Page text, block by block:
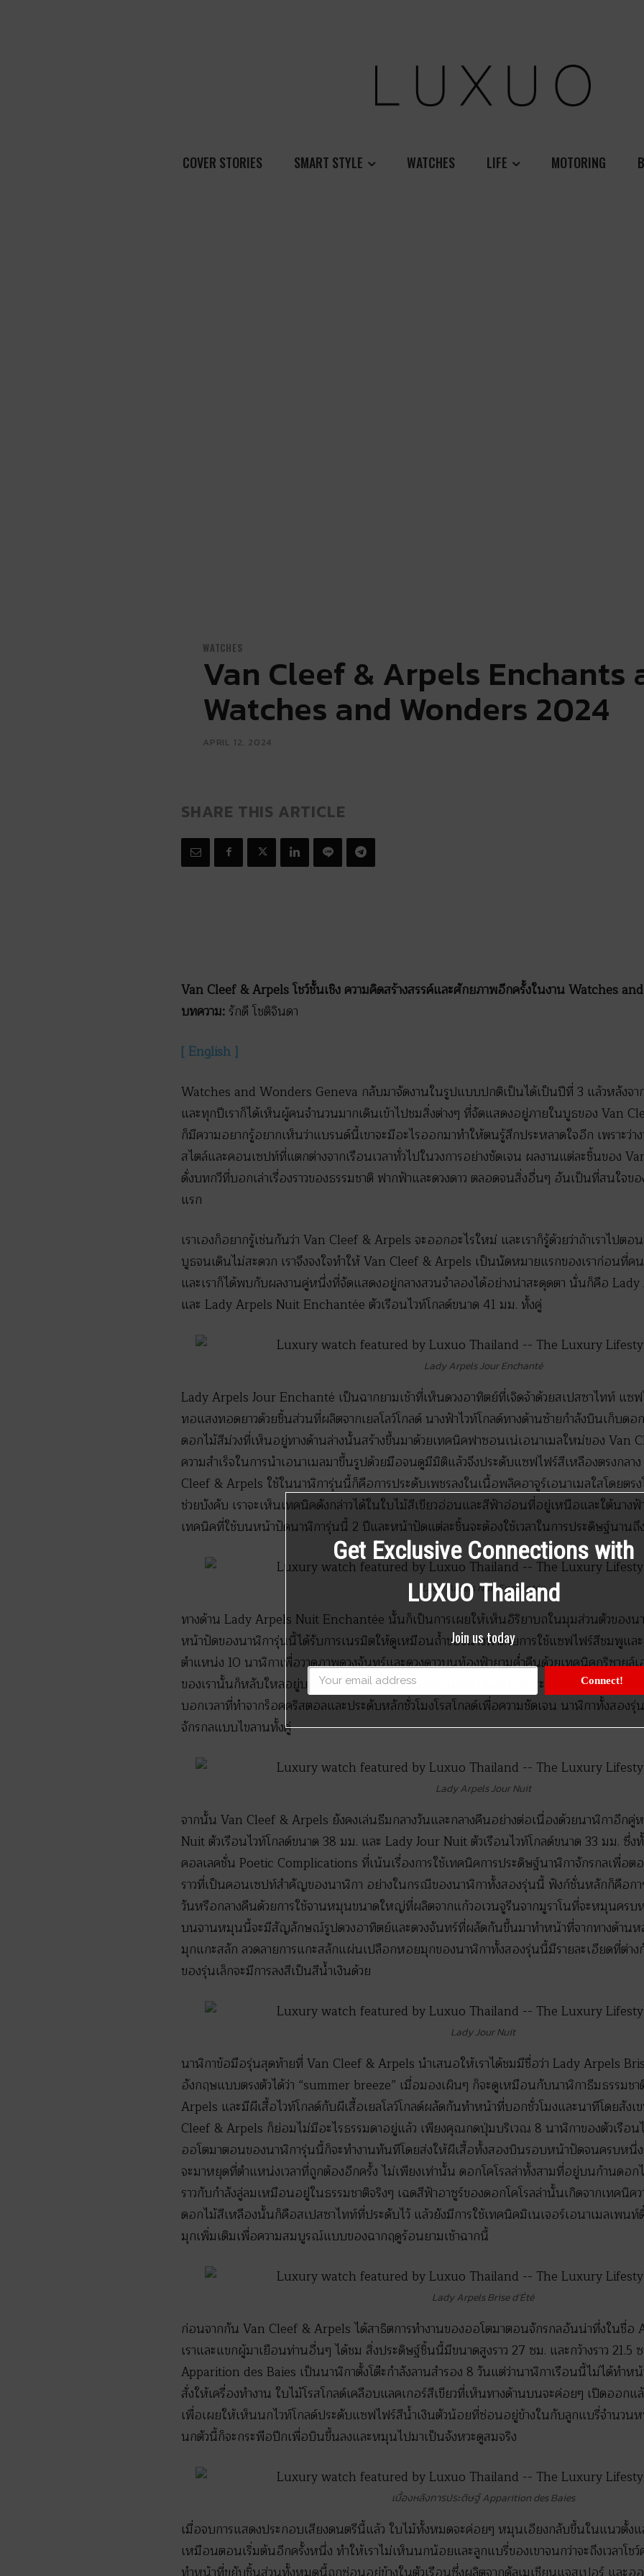
COVER STORIES SMART STYLE WATCHES LIFE MOTORING
WATCHES
Van Cleef & Arpels Enchants
Watches and Wonders 2024
APRIL 12, 2024
SHARE THIS ARTICLE
Van Cleef & Arpels โชว์ชั้นเชิง ความคิดสร้างสรรค์และศักยภาพอีกครั้งในงาน Watches
บทความ: รักดี โชติจินดา
[ English ]
Watches and Wonders Geneva กลับมาจัดงานในรูปแบบปกติเป็นได้เป็นปีที่ 3 แล้วหลังจา
และทุกปีเราก็ได้เห็นผู้คนจำนวนมากเดินเข้าไปชมสิ่งต่างๆ ที่จัดแสดงอยู่ภายในบูธของ Van
ก็มีความอยากรู้อยากเห็นว่าแบรนด์นี้เขาจะมีอะไรออกมาทำให้ตนรู้สึกประหลาดใจอีก เพราะ
สไตล์และคอนเซปท์ที่แตกต่างจากเรือนเวลาทั่วไปในวงการอย่างชัดเจน ผลงานแต่ละชิ้นของ
ดั่งบทกวีที่บอกเล่าเรื่องราวของธรรมชาติ ฟากฟ้าและดวงดาว ตลอดจนสิ่งอื่นๆ อันเป็นที่สนใจ
แรก
เราเองก็อยากรู้เช่นกันว่า Van Cleef & Arpels จะออกอะไรใหม่ และเราก็รู้ด้วยว่าถ้าเราไป
บูธจนเดินไม่สะดวก เราจึงจงใจทำให้ Van Cleef & Arpels เป็นนัดหมายแรกของเราก่อนที่
และเราก็ได้พบกับผลงานคู่หนึ่งที่จัดแสดงอยู่กลางสวนจำลองได้อย่างน่าสะดุดตา นั่นก็คือ
และ Lady Arpels Nuit Enchantée ตัวเรือนไวท์โกลด์ขนาด 41 มม. ทั้งคู่
Lady Arpels Jour Enchanté
Lady Arpels Jour Enchanté เป็นฉากยามเช้าที่เห็นดวงอาทิตย์ที่เจิดจ้าด้วยสเปสซาไทท์ แซ
ทอแสงทอดยาวด้วยชิ้นส่วนที่ผลิตจากเยลโลว์โกลด์ นางฟ้าไวท์โกลด์ทางด้านซ้ายกำลังบินเก็บด
ดอกไม้สีม่วงที่เห็นอยู่ทางด้านล่างนั้นสร้างขึ้นมาด้วยเทคนิคฟาซอนเน่เอนาเมลใหม่ของ Van
ความสำเร็จในการนำเอนาเมลมาขึ้นรูปด้วยมือจนดูมีมิติแล้วจึงประดับแซฟไฟร์สีเหลืองตรงกล
Cleef & Arpels ใช้ในนาฬิการุ่นนี้ก็คือการประดับเพชรลงในเนื้อพลิคอาจูร์เอนาเมลใสโดยต
ช่วยบังคับ เราจะเห็นเทคนิคดังกล่าวได้ในใบไม้สีเขียวอ่อนและสีฟ้าอ่อนที่อยู่เหนือและใต้นางฟ้
เทคนิคที่ใช้บนหน้าปัดนาฬิการุ่นนี้ 2 ปีและหน้าปัดแต่ละชิ้นจะต้องใช้เวลาในการประดิษฐ์นานถึ
Lady Arpels Nuit Enchantée
ทางด้าน Lady Arpels Nuit Enchantée นั้นก็เป็นการเผยให้เห็นอิริยาบถในมุมส่วนตัวของน
หน้าปัดของนาฬิการุ่นนี้ได้รับการเนรมิตให้ดูเหมือนถ้ำของนางฟ้าด้วยการใช้แซฟไฟร์สีชมพูแล
ตำแหน่ง 10 นาฬิกาเพื่อวาดภาพดวงจันทร์และดวงดาวบนท้องฟ้ายามค่ำคืนด้วยเทคนิคกริซายล์
ของเรานั้นก็หลับใหลอยู่บนพื้นที่ปูด้วยดอกไม้ฟาซอนเน่เอนาเมลสีม่วงประดับแซฟไฟร์สีเหลื
บอกเวลาที่ทำจากร็อคคริสตอลและประดับหลักชั่วโมงโรสโกลด์เพื่อความชัดเจน นาฬิกาทั้งสอง
จักรกลแบบไขลานทั้งคู่
Lady Arpels Jour Nuit
จากนั้น Van Cleef & Arpels ยังคงเล่นธีมกลางวันและกลางคืนอย่างต่อเนื่องด้วยนาฬิกาอีก
Nuit ตัวเรือนไวท์โกลด์ขนาด 38 มม. และ Lady Jour Nuit ตัวเรือนไวท์โกลด์ขนาด 33 มม. ซึ่
คอลเลคชั่น Poetic Complications ที่เน้นเรื่องการใช้เทคนิคการประดิษฐ์นาฬิกาจักรกลเพื่อต
ราวที่เป็นคอนเซปท์สำคัญของนาฬิกา อย่างในกรณีของนาฬิกาทั้งสองรุ่นนี้ ฟังก์ชั่นหลักก็คือการ
วันหรือกลางคืนด้วยการใช้จานหมุนขนาดใหญ่ที่ผลิตจากแก้วอเวนจูรีนจากมูราโนที่จะหมุนครบ
บนจานหมุนนี้จะมีสัญลักษณ์รูปดวงอาทิตย์และดวงจันทร์ที่ผลัดกันขึ้นมาทำหน้าที่จากทางด้าน
มุกแกะสลัก ลวดลายการแกะสลักแผ่นเปลือกหอยมุกของนาฬิกาทั้งสองรุ่นนี้มีรายละเอียดที่ต่
ของรุ่นเล็กจะมีการลงสีเป็นสีน้ำเงินด้วย
Lady Jour Nuit
นาฬิกาข้อมือรุ่นสุดท้ายที่ Van Cleef & Arpels นำเสนอให้เราได้ชมมีชื่อว่า Lady Arpels
อังกฤษแบบตรงตัวได้ว่า “summer breeze” เมื่อมองเผินๆ ก็จะดูเหมือนกับนาฬิกาธีมธรรมช
Arpels และมีผีเสื้อไวท์โกลด์กับผีเสื้อเยลโลว์โกลด์ผลัดกันทำหน้าที่บอกชั่วโมงและนาทีโดยสัง
Cleef & Arpels ก็ย่อมไม่มีอะไรธรรมดาอยู่แล้ว เพียงคุณกดปุ่มบริเวณ 8 นาฬิกาของตัวเรือน
ออโตมาตอนของนาฬิการุ่นนี้ก็จะทำงานทันทีโดยส่งให้ผีเสื้อทั้งสองบินรอบหน้าปัดจนครบหนึ่
จะมาหยุดที่ตำแหน่งเวลาที่ถูกต้องอีกครั้ง ไม่เพียงเท่านั้น ดอกโคโรลล่าทั้งสามที่อยู่บนก้านดอก
ราวกับกำลังลู่ลมเหมือนอยู่ในธรรมชาติจริงๆ เฉดสีฟ้าอาซูร์ของดอกโคโรลล่านั้นเกิดจากเทคนิค
ดอกไม้สีเหลืองนั้นก็คือสเปสซาไทท์ที่ประดับไว้ แล้วยังมีการใช้เทคนิคมิเนเจอร์เอนาเมลเพ
มุกเพิ่มเติมเพื่อความสมบูรณ์แบบของฉากฤดูร้อนยามเช้าฉากนี้
Lady Arpels Brise d’Été
ก่อนจากกัน Van Cleef & Arpels ได้สาธิตการทำงานของออโตมาตอนจักรกลอันน่าทึ่งในชื่อ
เราและแขกผู้มาเยือนท่านอื่นๆ ได้ชม สิ่งประดิษฐ์ชิ้นนี้มีขนาดสูงราว 27 ซม. และกว้างราว 21.5
Apparition des Baies เป็นนาฬิกาตั้งโต๊ะกำลังลานสำรอง 8 วันแต่ว่านาฬิกาเรือนนี้ไม่ได้ทำห
สั่งให้เครื่องทำงาน ใบไม้โรสโกลด์เคลือบแลคเกอร์สีเขียวที่เห็นทางด้านบนจะค่อยๆ เปิดออก
เพื่อเผยให้เห็นนกไวท์โกลด์ประดับแซฟไฟร์สีน้ำเงินตัวน้อยที่ซ่อนอยู่ข้างในกับลูกแบรี่จำนวน
นกตัวนี้ก็จะกระพือปีกเพื่อบินขึ้นลงและหมุนไปมาเป็นจังหวะดูสมจริง
เบื้องหลังการประดิษฐ์ Apparition des Baies
เมื่อจบการแสดงประกอบเสียงดนตรีนี้แล้ว ใบไม้ทั้งหมดจะค่อยๆ หมุนเอียงกลับขึ้นในแนวตั้ง
เหมือนตอนเริ่มต้นอีกครั้งหนึ่ง ทำให้เราไม่เห็นนกน้อยและลูกแบรี่ของเขาจนกว่าจะถึงเวลาโ
Get Exclusive Connections with
LUXUO Thailand
Join us today
Connect!